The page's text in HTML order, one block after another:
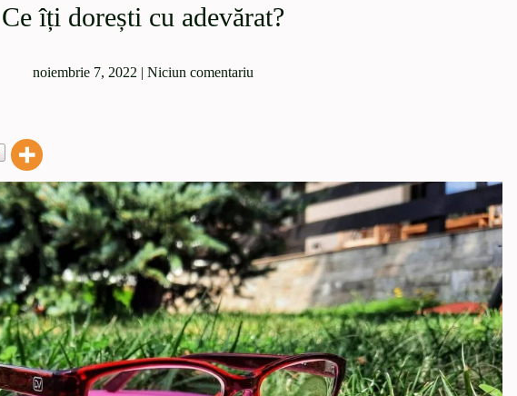
Ce îți dorești cu adevărat?
noiembrie 7, 2022 | Niciun comentariu